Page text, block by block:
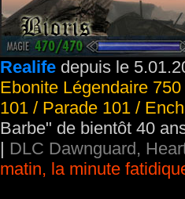
Realife depuis le
Ebonite Légendaire
101 / Parade 101 /
Barbe" de bientôt 40
| DLC Dawnguard,
matin, la minute